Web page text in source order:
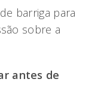
barriga para
sobre a
antes de